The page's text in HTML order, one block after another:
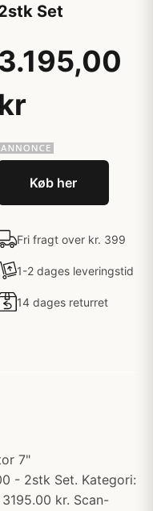
Set
3.195,00
kr
Køb her
Fri fragt over kr. 399
1-2 dages leveringstid
14 dages returret
7"
- 2stk Set. Kategori:
kr. Scan-